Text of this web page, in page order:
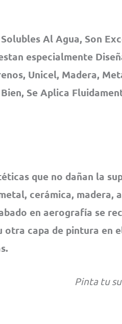
Al Agua, Son
especialmente
Unicel, Madera,
Se Aplica
que no dañan la
cerámica, madera,
en aerografía se
capa de pintura en
Pinta tu